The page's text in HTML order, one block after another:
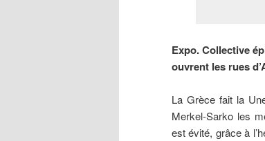
Expo. Collective
ouvrent les rues
La Grèce fait la
Merkel-Sarko les
est évité, grâce à